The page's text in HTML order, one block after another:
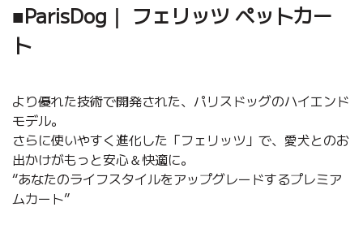
■ParisDog｜ フェリッツ ペットカー
ト
より優れた技術で開発された、パリスドッグのハイエンド
モデル。
さらに使いやすく進化した「フェリッツ」で、愛犬とのお
出かけがもっと安心＆快適に。
“あなたのライフスタイルをアップグレードするプレミア
ムカート”